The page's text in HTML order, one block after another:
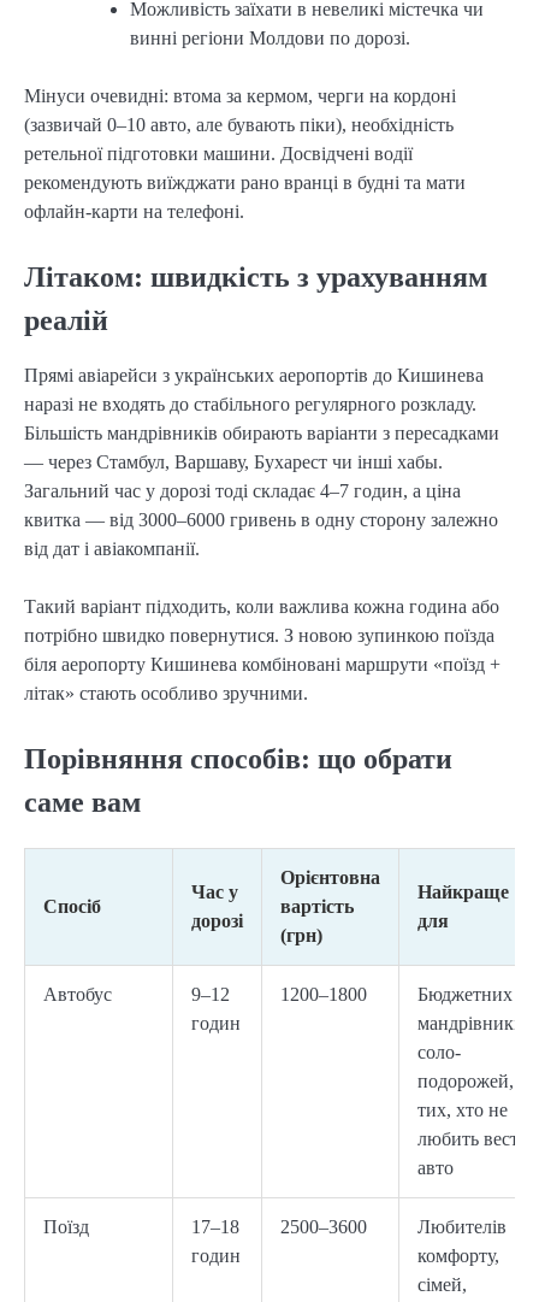
Можливість заїхати в невеликі містечка чи
винні регіони Молдови по дорозі.
Мінуси очевидні: втома за кермом, черги на кордоні
(зазвичай 0–10 авто, але бувають піки), необхідність
ретельної підготовки машини. Досвідчені водії
рекомендують виїжджати рано вранці в будні та мати
офлайн-карти на телефоні.
Літаком: швидкість з урахуванням
реалій
Прямі авіарейси з українських аеропортів до Кишинева
наразі не входять до стабільного регулярного розкладу.
Більшість мандрівників обирають варіанти з пересадками
— через Стамбул, Варшаву, Бухарест чи інші хабы.
Загальний час у дорозі тоді складає 4–7 годин, а ціна
квитка — від 3000–6000 гривень в одну сторону залежно
від дат і авіакомпанії.
Такий варіант підходить, коли важлива кожна година або
потрібно швидко повернутися. З новою зупинкою поїзда
біля аеропорту Кишинева комбіновані маршрути «поїзд +
літак» стають особливо зручними.
Порівняння способів: що обрати
саме вам
Спосіб
Час у
дорозі
Орієнтовна
вартість
(грн)
Найкраще
для
Автобус
9–12
годин
1200–1800
Бюджетних
мандрівників,
соло-
подорожей,
тих, хто не
любить вести
авто
Поїзд
17–18
годин
2500–3600
Любителів
комфорту,
сімей,